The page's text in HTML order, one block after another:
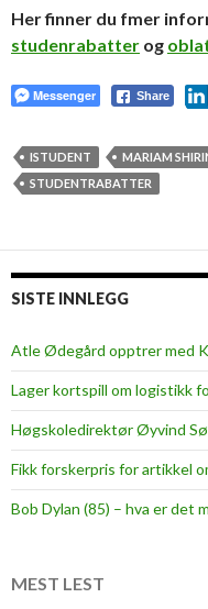
Her finner du fmer
studenrabatter og
Messenger Share
ISTUDENT MARIAM
STUDENTRABATTER
SISTE INNLEGG
Atle Ødegård opptrer med
Lager kortspill om logistikk
Høgskoledirektør Øyvind
Fikk forskerpris for artikkel
Bob Dylan (85) – hva er det
MEST LEST